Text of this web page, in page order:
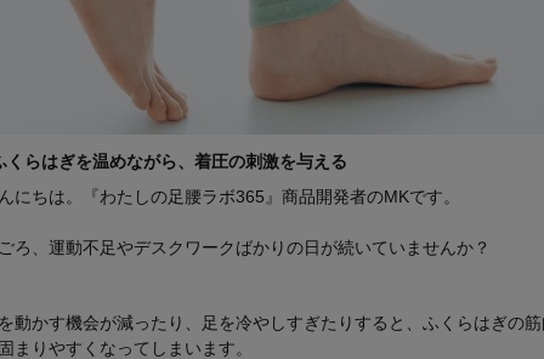
くらはぎを温めながら、着圧の刺激を与える
にちは。『わたしの足腰ラボ365』商品開発者のMKです。
ろ、運動不足やデスクワークばかりの日が続いていませんか？
動かす機会が減ったり、足を冷やしすぎたりすると、ふくらはぎの
まりやすくなってしまいます。